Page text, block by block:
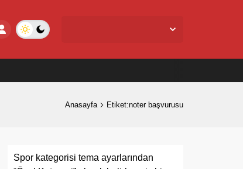
Anasayfa Etiket:noter başvurusu
Spor kategorisi tema ayarlarından